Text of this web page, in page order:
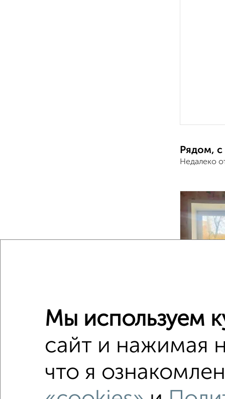
Рядом,
Недалеко
3-к
Мы используем
сайт и нажимая
что я